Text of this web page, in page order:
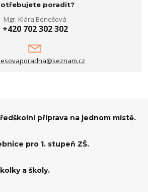
poradit?
Mgr. Klára Benešová
+420 702 302 302
příprava na jednom místě.
pro 1. stupeň ZŠ.
a školy.